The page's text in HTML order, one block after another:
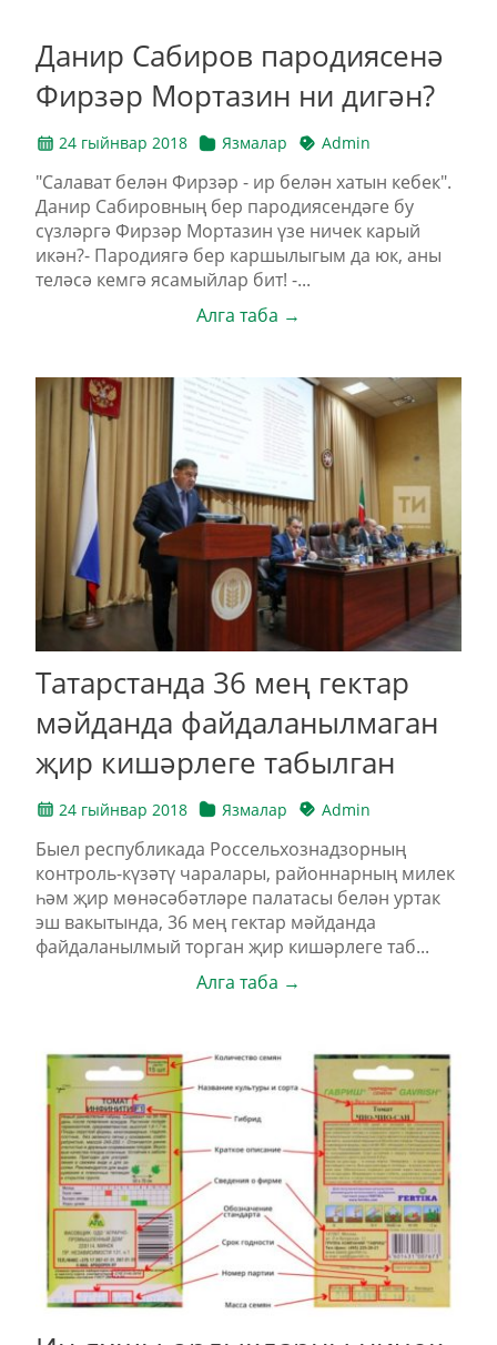
Данир Сабиров пародиясенә
Фирзәр Мортазин ни дигән?
24 гыйнвар 2018 Язмалар Admin
"Салават белән Фирзәр - ир белән хатын кебек".
Данир Сабировның бер пародиясендәге бу
сүзләргә Фирзәр Мортазин үзе ничек карый
икән?- Пародиягә бер каршылыгым да юк, аны
теләсә кемгә ясамыйлар бит! -...
Алга таба →
Татарстанда 36 мең гектар
мәйданда файдаланылмаган
җир кишәрлеге табылган
24 гыйнвар 2018 Язмалар Admin
Быел республикада Россельхознадзорның
контроль-күзәтү чаралары, районнарның милек
һәм җир мөнәсәбәтләре палатасы белән уртак
эш вакытында, 36 мең гектар мәйданда
файдаланылмый торган җир кишәрлеге таб...
Алга таба →